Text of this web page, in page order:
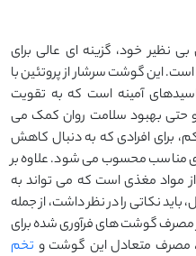
نظیر خود، گزینه ‌ای عالی برای
این گوشت سرشار از پروتئین با
آمینه است که به تقویت
حتی بهبود سلامت روان کمک می
برای افرادی که به دنبال کاهش
مناسب محسوب می ‌شود. علاوه بر
مواد مغذی است که می‌ تواند به
نکاتی را در نظر داشت، از جمله
مصرف گوشت ‌های فرآوری ‌شده برای
مصرف متعادل این گوشت و تخم